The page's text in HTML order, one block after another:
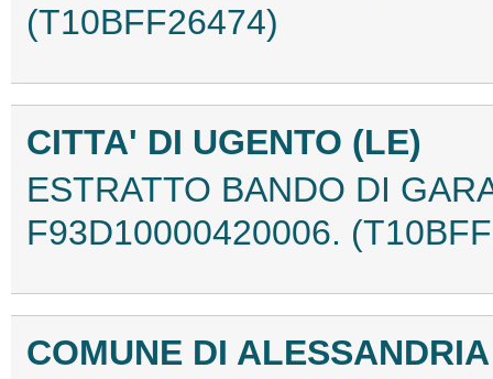
(T10BFF26474)
CITTA' DI UGENTO (LE)
ESTRATTO BANDO DI
F93D10000420006.
COMUNE DI ALESSANDRIA